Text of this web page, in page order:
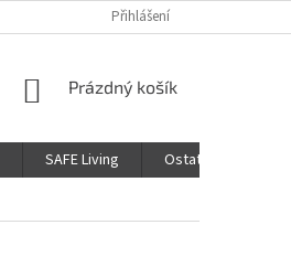
Přihlášení
NÁKUPNÍ
Prázdný košík
SAFE Living Ostatní